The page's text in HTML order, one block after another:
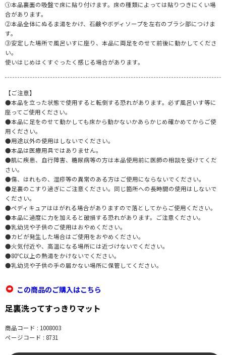
①本品裏面の吸盤で床に貼り付けます。床の種類によっては貼りつきにくい場
合があります。
②本品全体にぬるま湯をかけ、石鹸やボディソープを左右のブラシ部につけま
す。
③安定した場所で風呂いすに座り、本品に両足をのせて前後に動かしてくださ
い。
使いはじめはくすぐったく感じる場合があります。
【ご注意】
●本品を立った状態で使用すると転倒する恐れがあります。必ず風呂いす等に
座ってご使用ください。
●本品に足をのせて動かしても床から動かないかあらかじめ確かめてからご使
用ください。
●用途以外の使用はしないでください。
●本品は医療用具ではありません。
●肌に疾患、血行障害、糖尿病等の方は本品使用前に医師の相談を受けてくだ
さい。
●傷、はれもの、湿疹等の異常のある方はご使用にならないでください。
●足裏のこすり過ぎにご注意ください。同じ箇所への長時間の使用はしないで
ください。
●ペディキュアははがれる場合がありますので落としてからご使用ください。
●本品に過度に力を加えると破損する恐れがあります。ご注意ください。
●乳幼児や子供のご使用はおやめください。
●カビが発生した場合はご使用をおやめください。
●火気付近や、高温になる場所には近づけないでください。
●80℃以上の熱湯をかけないでください。
●乳幼児や子供の手の届かない場所に保管してください。
この商品のご購入はこちら
足裏洗ってすっきりマット
商品コード : 1008003
ページコード : 8731